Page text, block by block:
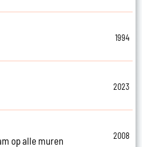
1994
2023
op alle muren
2008